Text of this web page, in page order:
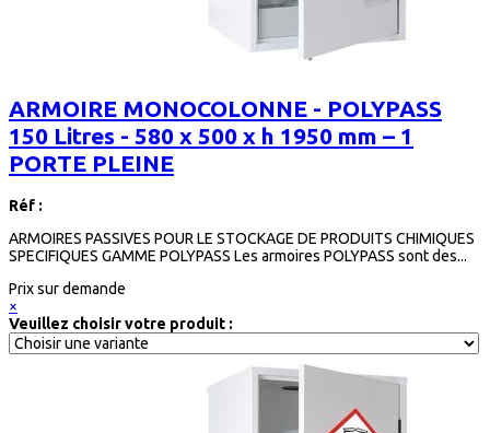
ARMOIRE MONOCOLONNE - POLYPASS
150 Litres - 580 x 500 x h 1950 mm – 1
PORTE PLEINE
Réf :
ARMOIRES PASSIVES POUR LE STOCKAGE DE PRODUITS CHIMIQUES
SPECIFIQUES GAMME POLYPASS Les armoires POLYPASS sont des...
Prix sur demande
×
Veuillez choisir votre produit :